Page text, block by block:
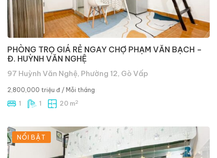
PHÒNG TRỌ GIÁ RẺ NGAY CHỢ PHẠM VĂN BẠCH –
Đ. HUỲNH VĂN NGHỆ
97 Huỳnh Văn Nghệ, Phường 12, Gò Vấp
2,800,000 triệu đ / Mỗi tháng
1 1 20 m2
NỔI BẬT